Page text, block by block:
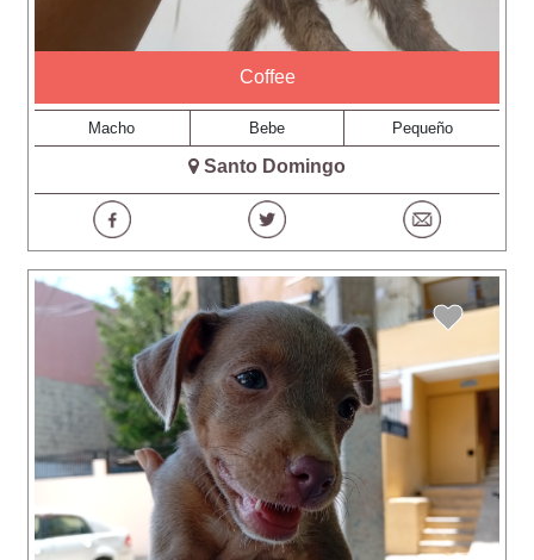
Coffee
Macho Bebe Pequeño
Santo Domingo